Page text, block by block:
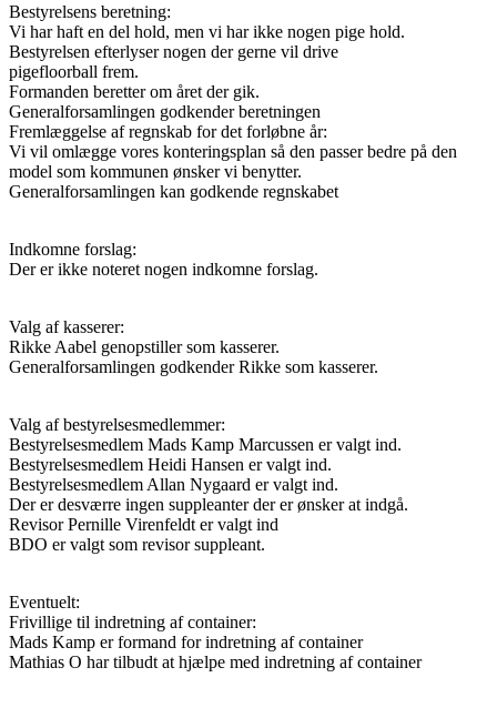
Bestyrelsens beretning:
Vi har haft en del hold, men vi har ikke nogen pige hold.
Bestyrelsen efterlyser nogen der gerne vil drive
pigefloorball frem.
Formanden beretter om året der gik.
Generalforsamlingen godkender beretningen
Fremlæggelse af regnskab for det forløbne år:
Vi vil omlægge vores konteringsplan så den passer bedre på den
model som kommunen ønsker vi benytter.
Generalforsamlingen kan godkende regnskabet
Indkomne forslag:
Der er ikke noteret nogen indkomne forslag.
Valg af kasserer:
Rikke Aabel genopstiller som kasserer.
Generalforsamlingen godkender Rikke som kasserer.
Valg af bestyrelsesmedlemmer:
Bestyrelsesmedlem Mads Kamp Marcussen er valgt ind.
Bestyrelsesmedlem Heidi Hansen er valgt ind.
Bestyrelsesmedlem Allan Nygaard er valgt ind.
Der er desværre ingen suppleanter der er ønsker at indgå.
Revisor Pernille Virenfeldt er valgt ind
BDO er valgt som revisor suppleant.
Eventuelt:
Frivillige til indretning af container:
Mads Kamp er formand for indretning af container
Mathias O har tilbudt at hjælpe med indretning af container